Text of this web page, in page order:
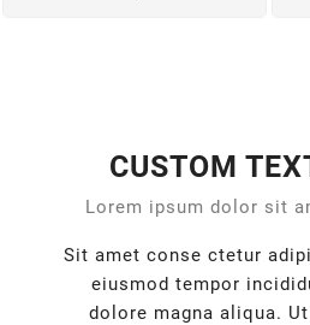
CUSTOM
Lorem ipsum dolor sit
Sit amet conse ctetur
eiusmod tempor
dolore magna aliqua.